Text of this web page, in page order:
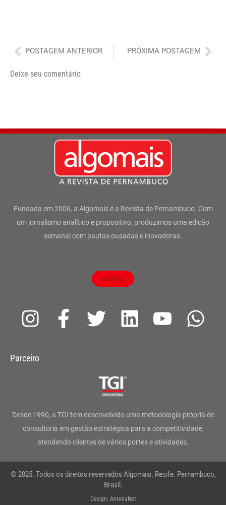
Anterior
POSTAGEM ANTERIOR PRÓXIMA POSTAGEM
Deixe seu comentário
Fundada em 2006, a Algomais é a Revista de Pernambuco. Com
um jornalismo analítico e propositivo, produzimos uma edição
semanal com pautas ousadas e inovadoras.
ASSINE
I
s
g
r
a
m
F
a
o
o
k
-
T
t
e
r
L
d
i
n
Y
b
e
W
a
p
Parceiro
Desde 1990, a TGI tem desenvolvido uma metodologia própria de
consultoria em gestão estratégica para a competitividade,
atendendo clientes de vários portes e atividades.
© 2025. Todos os direitos reservados Algomais. Recife. Pernambuco,
Brasil.
Design: AntenaNet